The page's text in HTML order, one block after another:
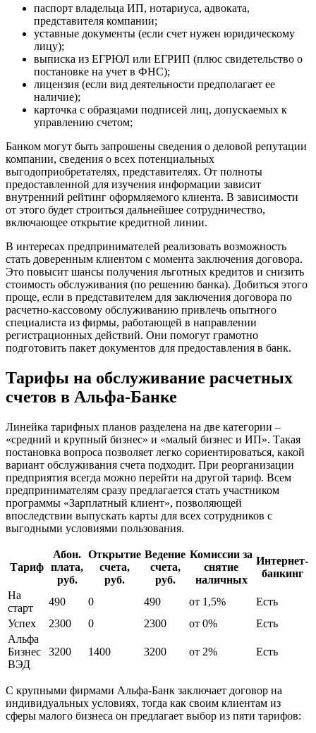
паспорт владельца ИП, нотариуса, адвоката,
представителя компании;
уставные документы (если счет нужен юридическому
лицу);
выписка из ЕГРЮЛ или ЕГРИП (плюс свидетельство о
постановке на учет в ФНС);
лицензия (если вид деятельности предполагает ее
наличие);
карточка с образцами подписей лиц, допускаемых к
управлению счетом;
Банком могут быть запрошены сведения о деловой репутации
компании, сведения о всех потенциальных
выгодоприобретателях, представителях. От полноты
предоставленной для изучения информации зависит
внутренний рейтинг оформляемого клиента. В зависимости
от этого будет строиться дальнейшее сотрудничество,
включающее открытие кредитной линии.
В интересах предпринимателей реализовать возможность
стать доверенным клиентом с момента заключения договора.
Это повысит шансы получения льготных кредитов и снизить
стоимость обслуживания (по решению банка). Добиться этого
проще, если в представителем для заключения договора по
расчетно-кассовому обслуживанию привлечь опытного
специалиста из фирмы, работающей в направлении
регистрационных действий. Они помогут грамотно
подготовить пакет документов для предоставления в банк.
Тарифы на обслуживание расчетных
счетов в Альфа-Банке
Линейка тарифных планов разделена на две категории –
«средний и крупный бизнес» и «малый бизнес и ИП». Такая
постановка вопроса позволяет легко сориентироваться, какой
вариант обслуживания счета подходит. При реорганизации
предприятия всегда можно перейти на другой тариф. Всем
предпринимателям сразу предлагается стать участником
программы «Зарплатный клиент», позволяющей
впоследствии выпускать карты для всех сотрудников с
выгодными условиями пользования.
Тариф
Абон.
плата,
руб.
Открытие
счета,
руб.
Ведение
счета,
руб.
Комиссии за
снятие
наличных
Интернет-
банкинг
На
старт
490 0 490 от 1,5%
Есть
Успех
2300 0 2300 от 0%
Есть
Альфа
Бизнес
ВЭД
3200 1400 3200 от 2% Есть
С крупными фирмами Альфа-Банк заключает договор на
индивидуальных условиях, тогда как своим клиентам из
сферы малого бизнеса он предлагает выбор из пяти тарифов: